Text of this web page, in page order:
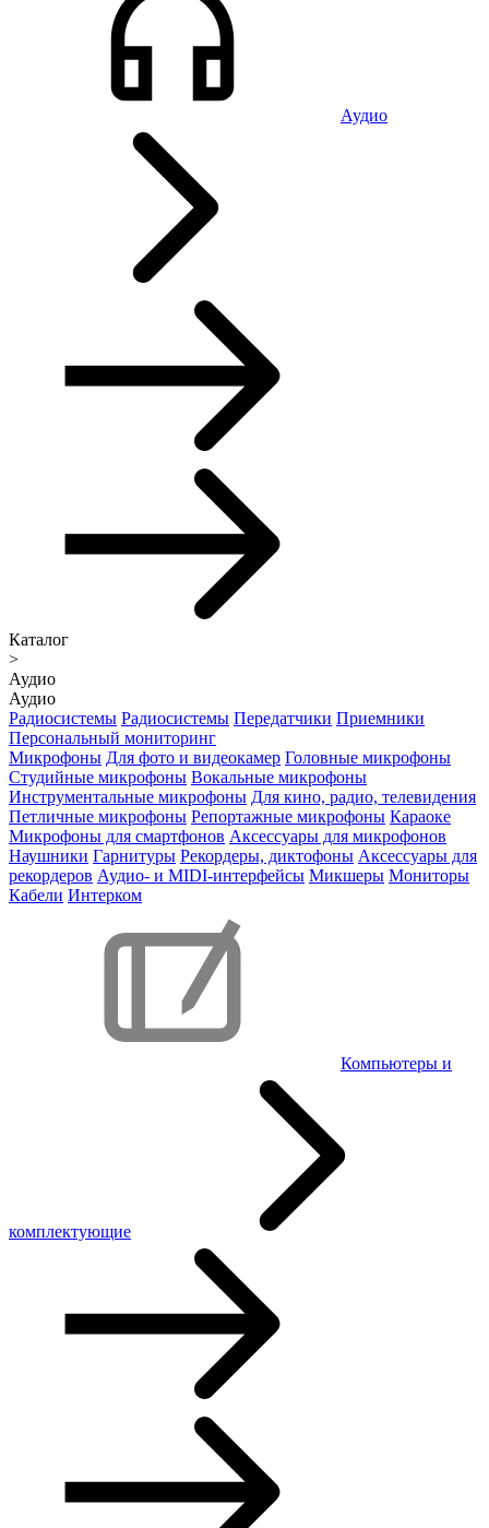
Аудио
Каталог
>
Аудио
Аудио
Радиосистемы Радиосистемы Передатчики Приемники
Персональный мониторинг
Микрофоны Для фото и видеокамер Головные микрофоны
Студийные микрофоны Вокальные микрофоны
Инструментальные микрофоны Для кино, радио, телевидения
Петличные микрофоны Репортажные микрофоны Караоке
Микрофоны для смартфонов Аксессуары для микрофонов
Наушники Гарнитуры Рекордеры, диктофоны Аксессуары для
рекордеров Аудио- и MIDI-интерфейсы Микшеры Мониторы
Кабели Интерком
Компьютеры и
комплектующие